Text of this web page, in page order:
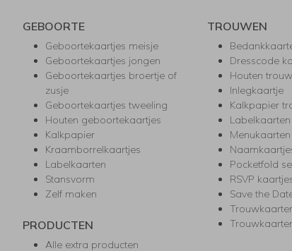
GEBOORTE
Geboortekaartjes meisje
Geboortekaartjes jongen
Geboortekaartjes broertje of
zusje
Geboortekaartjes tweeling
Houten geboortekaartjes
Kalkpapier
Kraamborrelkaartjes
Labelkaarten
Stansvorm
Zelf maken
PRODUCTEN
Alle extra producten
TROUWEN
Dresscode
Houten
Inlegkaartje
Kalkpapier
Labelkaarten
Menukaarten
Pocketfold
RSVP
Save the